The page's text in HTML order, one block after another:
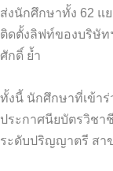
ส่งนักศึกษาทั้ง 62 แ
ติดตั้งลิฟท์ของบริษัท
ศักดิ์ ย้ำ
ทั้งนี้ นักศึกษาที่เข้าร่
ประกาศนียบัตรวิชา
ระดับปริญญาตรี สา